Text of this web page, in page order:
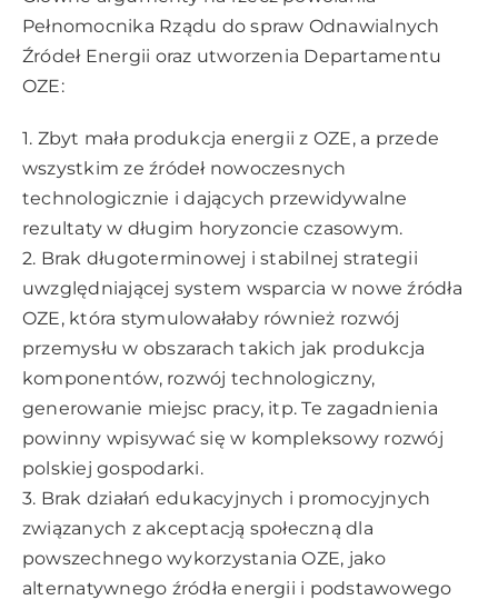
Pełnomocnika Rządu do spraw Odnawialnych
Źródeł Energii oraz utworzenia Departamentu
OZE:
1. Zbyt mała produkcja energii z OZE, a przede
wszystkim ze źródeł nowoczesnych
technologicznie i dających przewidywalne
rezultaty w długim horyzoncie czasowym.
2. Brak długoterminowej i stabilnej strategii
uwzględniającej system wsparcia w nowe źródła
OZE, która stymulowałaby również rozwój
przemysłu w obszarach takich jak produkcja
komponentów, rozwój technologiczny,
generowanie miejsc pracy, itp. Te zagadnienia
powinny wpisywać się w kompleksowy rozwój
polskiej gospodarki.
3. Brak działań edukacyjnych i promocyjnych
związanych z akceptacją społeczną dla
powszechnego wykorzystania OZE, jako
alternatywnego źródła energii i podstawowego